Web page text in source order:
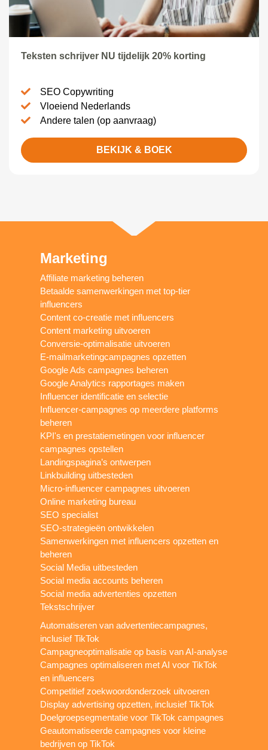
Teksten schrijver NU tijdelijk 20% korting
SEO Copywriting
Vloeiend Nederlands
Andere talen (op aanvraag)
BEKIJK & BOEK
Marketing
Affiliate marketing beheren
Betaalde samenwerkingen met top-tier
influencers
Content co-creatie met influencers
Content marketing uitvoeren
Conversie-optimalisatie uitvoeren
E-mailmarketingcampagnes opzetten
Google Ads campagnes beheren
Google Analytics rapportages maken
Influencer identificatie en selectie
Influencer-campagnes op meerdere platforms
beheren
KPI's en prestatiemetingen voor influencer
campagnes opstellen
Landingspagina’s ontwerpen
Linkbuilding uitbesteden
Micro-influencer campagnes uitvoeren
Online marketing bureau
SEO specialist
SEO-strategieën ontwikkelen
Samenwerkingen met influencers opzetten en
beheren
Social Media uitbesteden
Social media accounts beheren
Social media advertenties opzetten
Tekstschrijver
Automatiseren van advertentiecampagnes,
inclusief TikTok
Campagneoptimalisatie op basis van AI-analyse
Campagnes optimaliseren met AI voor TikTok
en influencers
Competitief zoekwoordonderzoek uitvoeren
Display advertising opzetten, inclusief TikTok
Doelgroepsegmentatie voor TikTok campagnes
Geautomatiseerde campagnes voor kleine
bedrijven op TikTok